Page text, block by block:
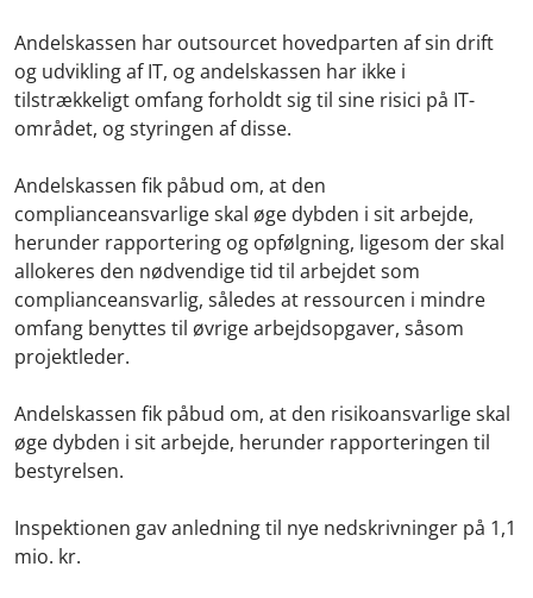
Andelskassen har outsourcet hovedparten af sin drift
og udvikling af IT, og andelskassen har ikke i
tilstrækkeligt omfang forholdt sig til sine risici på IT-
området, og styringen af disse.
Andelskassen fik påbud om, at den
complianceansvarlige skal øge dybden i sit arbejde,
herunder rapportering og opfølgning, ligesom der skal
allokeres den nødvendige tid til arbejdet som
complianceansvarlig, således at ressourcen i mindre
omfang benyttes til øvrige arbejdsopgaver, såsom
projektleder.
Andelskassen fik påbud om, at den risikoansvarlige skal
øge dybden i sit arbejde, herunder rapporteringen til
bestyrelsen.
Inspektionen gav anledning til nye nedskrivninger på 1,1
mio. kr.